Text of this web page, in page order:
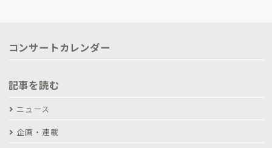
コンサートカレンダー
記事を読む
ニュース
企画・連載